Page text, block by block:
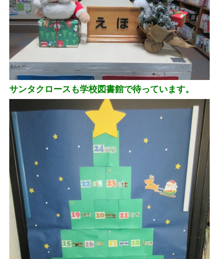
サンタクロースも学校図書館で待っています。